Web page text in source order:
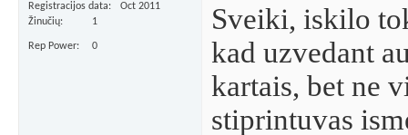
Registracijos data
Oct 2011
Žinučių
1
Rep Power 0
Sveiki, iskilo
kad uzvedant
kartais, bet ne
stiprintuvas